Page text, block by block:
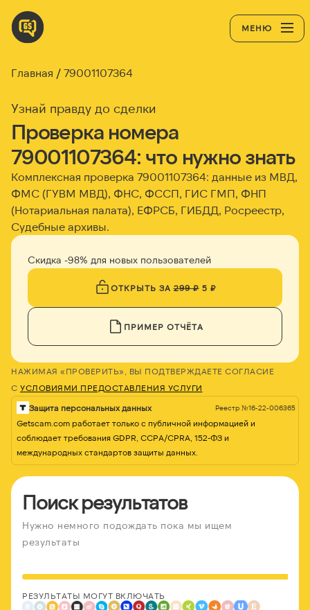
МЕНЮ
Главная 79001107364
Узнай правду до сделки
Проверка номера
79001107364: что нужно знать
Комплексная проверка 79001107364: данные из МВД,
ФМС (ГУВМ МВД), ФНС, ФССП, ГИС ГМП, ФНП
(Нотариальная палата), ЕФРСБ, ГИБДД, Росреестр,
Судебные архивы.
Скидка -98% для новых пользователей
ОТКРЫТЬ ЗА299 ₽5 ₽
ПРИМЕР ОТЧЁТА
НАЖИМАЯ «ПРОВЕРИТЬ», ВЫ ПОДТВЕРЖДАЕТЕ СОГЛАСИЕ
С УСЛОВИЯМИ ПРЕДОСТАВЛЕНИЯ УСЛУГИ
Защита персональных данных Реестр №16-22-006365
Getscam.com работает только с публичной информацией и
соблюдает требования GDPR, CCPA/CPRA, 152-ФЗ и
международных стандартов защиты данных.
Поиск результатов
Нужно немного подождать пока мы ищем
результаты
РЕЗУЛЬТАТЫ МОГУТ ВКЛЮЧАТЬ